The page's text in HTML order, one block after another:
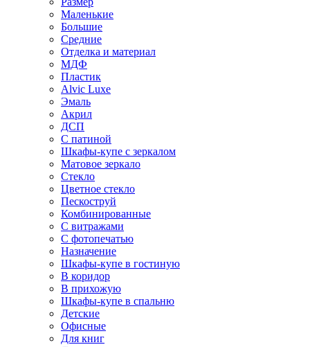
Маленькие
Большие
Средние
Отделка и материал
МДФ
Пластик
Alvic Luxe
Эмаль
Акрил
ДСП
С патиной
Шкафы-купе с зеркалом
Матовое зеркало
Стекло
Цветное стекло
Пескоструй
Комбинированные
С витражами
С фотопечатью
Назначение
Шкафы-купе в гостиную
В коридор
В прихожую
Шкафы-купе в спальню
Детские
Офисные
Для книг